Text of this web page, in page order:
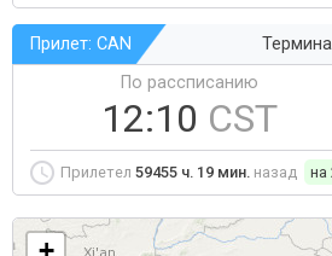
Прилет: CAN
По рассписанию
12:10 CST
Прилетел 59455 ч. 19 мин. назад на